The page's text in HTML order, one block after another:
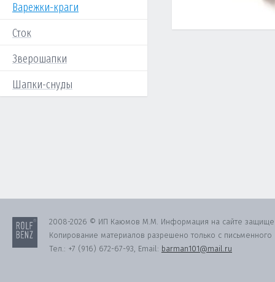
Варежки-краги
Сток
Зверошапки
Шапки-снуды
2008-2026 © ИП Каюмов М.М. Информация на сайте
Копирование материалов разрешено только с письменного
Тел.: +7 (916) 672-67-93, Email: barman101@mail.ru